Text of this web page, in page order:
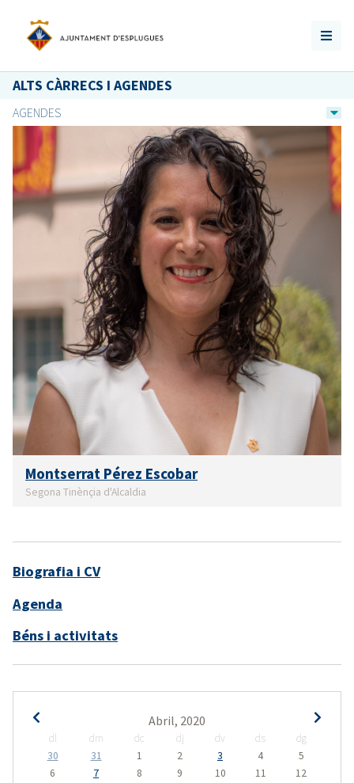
ALTS CÀRRECS I AGENDES
AGENDES
Montserrat Pérez Escobar
Segona Tinènçia d'Alcaldia
Biografia i CV
Agenda
Béns i activitats
Abril, 2020
dl dm dc dj dv ds
dg
30
31 1 2 3 4
5
6
7 8 9 10 11
12